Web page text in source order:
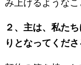
み上げるようなこ
２、主は、私た
りとなってくださ